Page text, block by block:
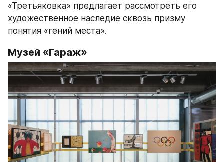
«Третьяковка» предлагает рассмотреть его
художественное наследие сквозь призму
понятия «гений места».
Музей «Гараж»